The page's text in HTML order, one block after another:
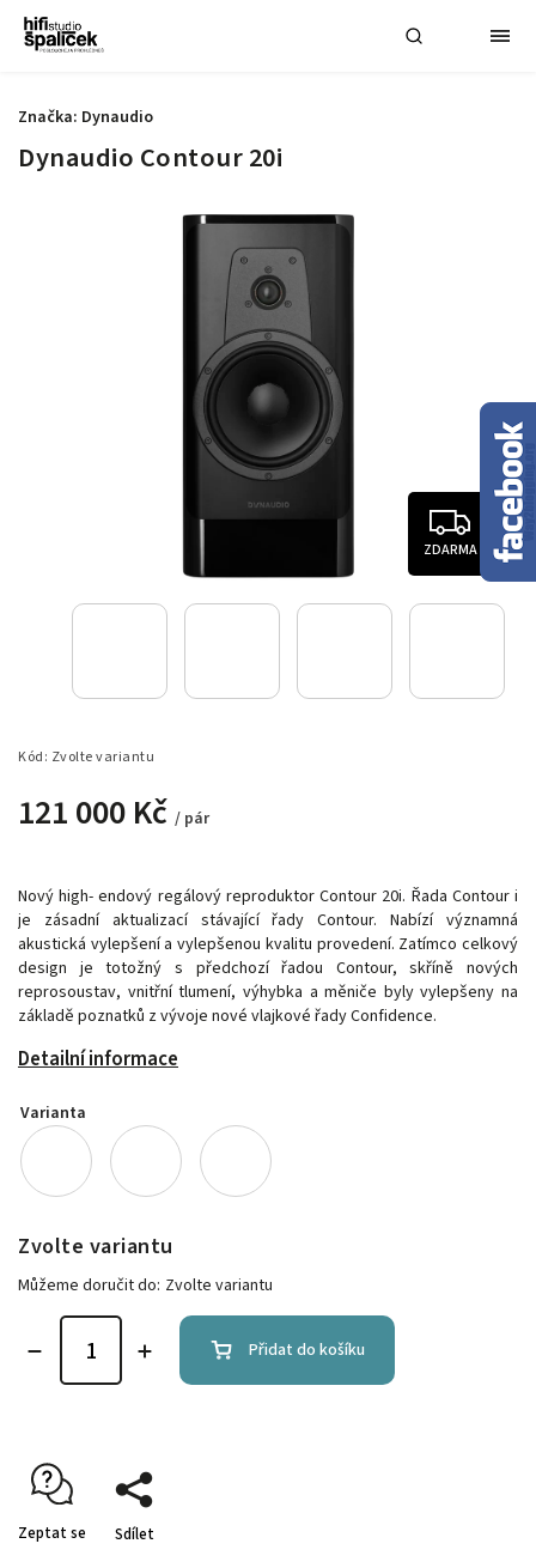
Dynaudio Contour 20i
ZDARMA
Kód: Zvolte variantu
121 000 Kč / pár
Nový high- endový regálový reproduktor Contour 20i. Řada Contour i
je zásadní aktualizací stávající řady Contour. Nabízí významná
akustická vylepšení a vylepšenou kvalitu provedení. Zatímco celkový
design je totožný s předchozí řadou Contour, skříně nových
reprosoustav, vnitřní tlumení, výhybka a měniče byly vylepšeny na
základě poznatků z vývoje nové vlajkové řady Confidence.
Detailní informace
Značka: Dynaudio
Varianta
Zvolte variantu
Můžeme doručit do: Zvolte variantu
Přidat do košíku
Zeptat se Sdílet